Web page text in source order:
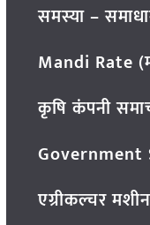
समस्या –
Mandi Rate
कृषि कंपनी
Government
एग्रीकल्चर